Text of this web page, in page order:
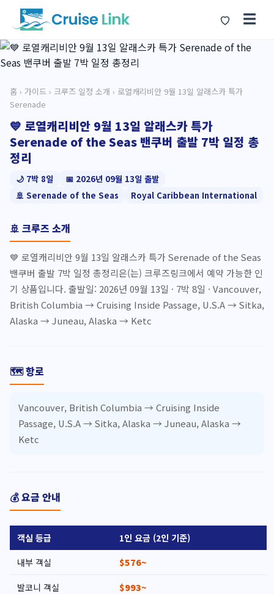
☰
홈 › 가이드 › 크루즈 일정 소개 › 로열캐리비안 9월 13일 알래스카 특가
Serenade
💙 로열캐리비안 9월 13일 알래스카 특가
Serenade of the Seas 밴쿠버 출발 7박 일정 총
정리
🌙 7박 8일
📅 2026년 09월 13일 출발
🚢 Serenade of the Seas
Royal Caribbean International
🚢 크루즈 소개
💙 로열캐리비안 9월 13일 알래스카 특가 Serenade of the Seas
밴쿠버 출발 7박 일정 총정리은(는) 크루즈링크에서 예약 가능한 인
기 상품입니다. 출발일: 2026년 09월 13일 · 7박 8일 · Vancouver,
British Columbia → Cruising Inside Passage, U.S.A → Sitka,
Alaska → Juneau, Alaska → Ketc
🗺️ 항로
Vancouver, British Columbia → Cruising Inside
Passage, U.S.A → Sitka, Alaska → Juneau, Alaska →
Ketc
💰 요금 안내
객실 등급
1인 요금 (2인 기준)
내부 객실
$576~
발코니 객실 $993~